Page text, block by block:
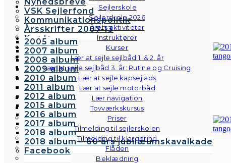
Sejlerskole
Sejlerskole 2026
Årets aktiviteter
Instruktører
Kurser
Lær at sejle sejlbåd 1. & 2. år
Lær at sejle sejlbåd 3. år: Rutine og Cruising
Lær at sejle kapsejlads
Lær at sejle motorbåd
Lær navigation
Tovværkskursus
Priser
Tilmelding til sejlerskolen
Tilmelding til klargøring
Flåden
Beklædning
VSK Sejlerfond
Kommunikationspolitik
Årsskrifter 2007-13
Kontakt
Galleri
Andre fotos
2005 album
2007 album
2008 album
2009 album
2010 album
2011 album
2012 album
2015 album
2016 album
2017 album
2018 album
2018 album – 60 års jubilæumskavalkade
Facebook